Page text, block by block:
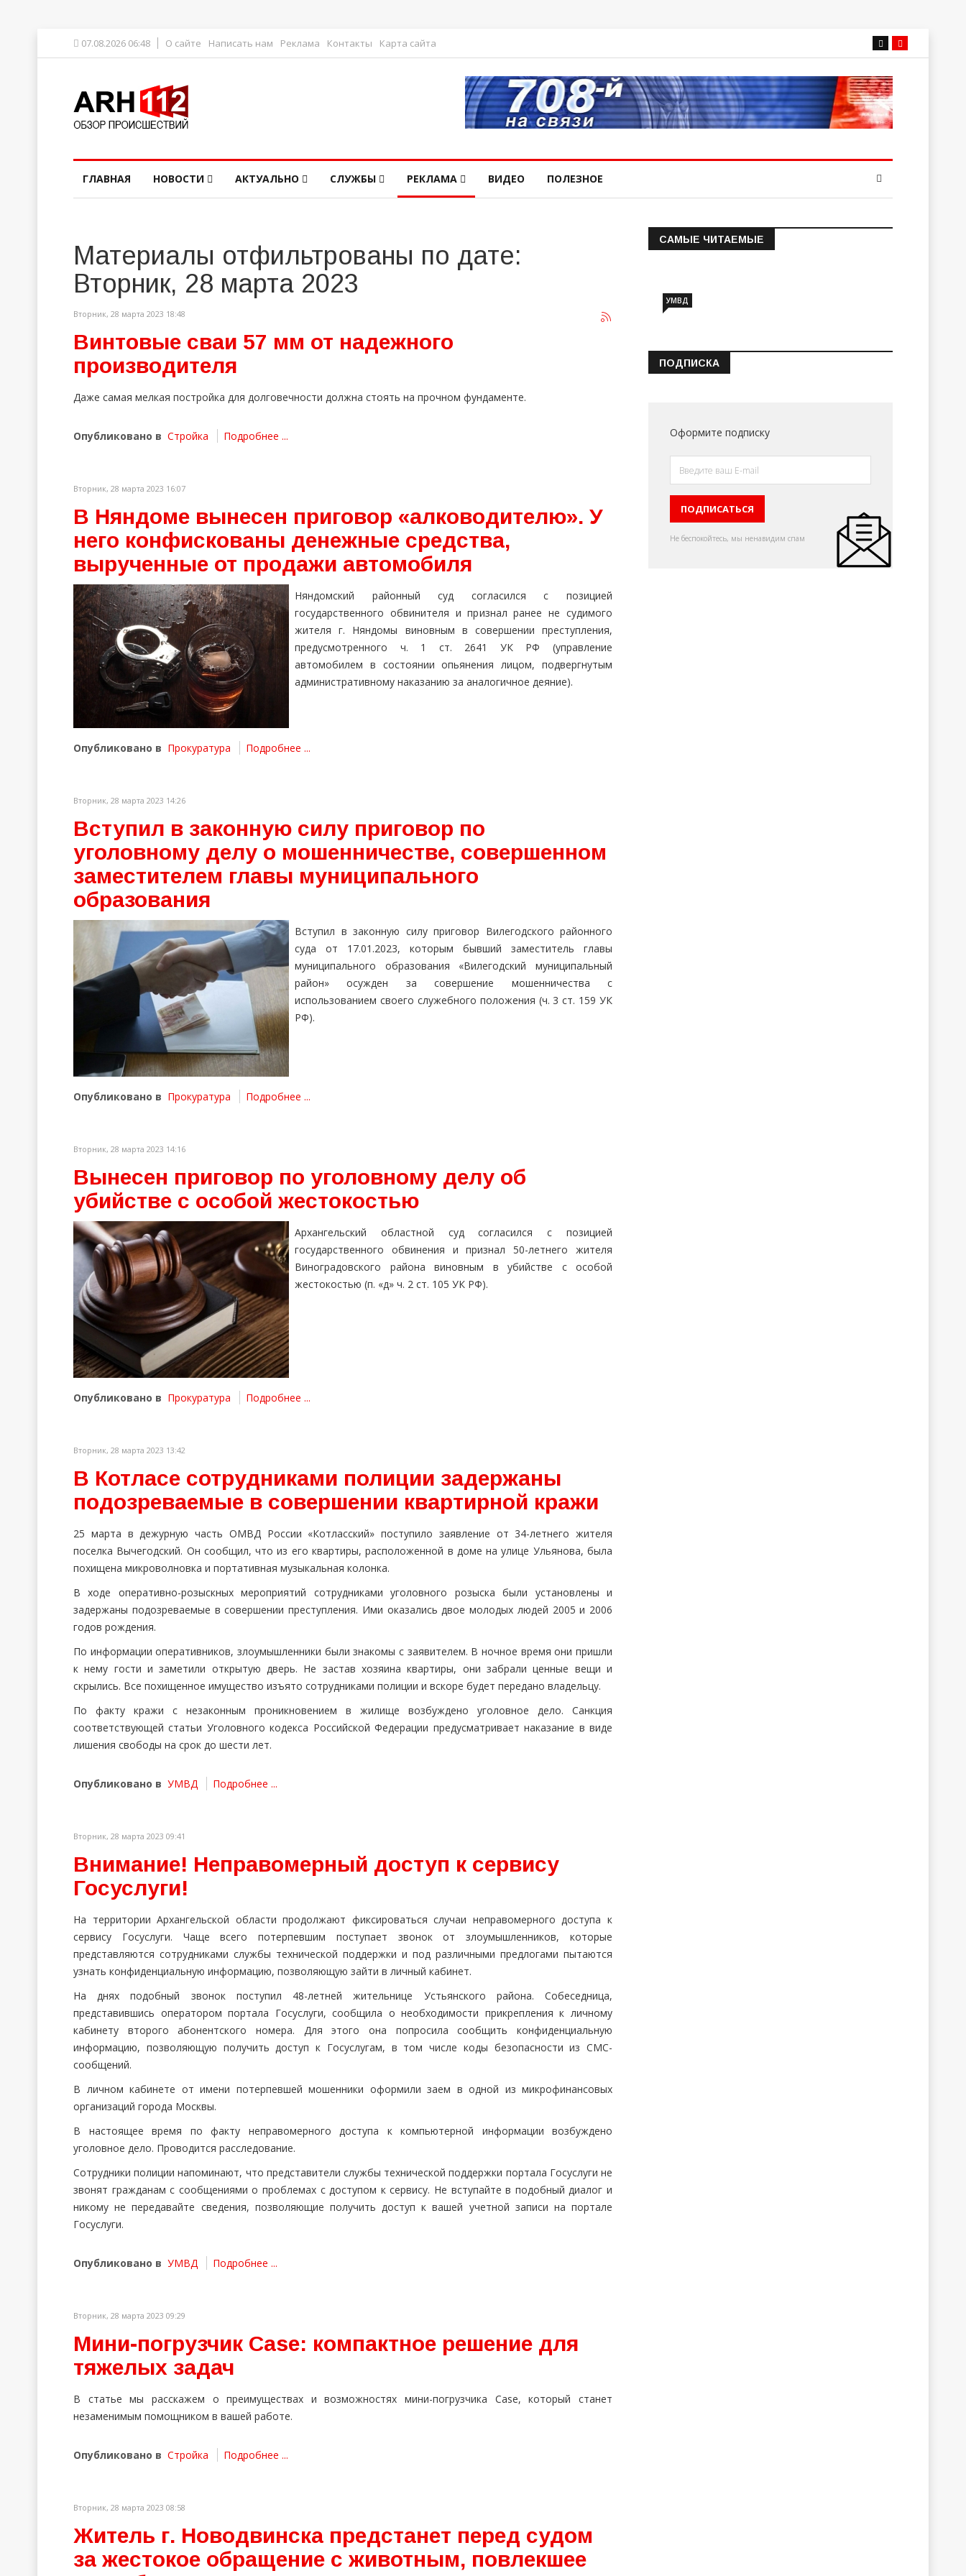
07.08.2026 06:48 О сайте Написать нам Реклама Контакты Карта сайта
ГЛАВНАЯ НОВОСТИ АКТУАЛЬНО СЛУЖБЫ РЕКЛАМА ВИДЕО ПОЛЕЗНОЕ
Материалы отфильтрованы по дате:
Вторник, 28 марта 2023
Вторник, 28 марта 2023 18:48
Винтовые сваи 57 мм от надежного
производителя
Даже самая мелкая постройка для долговечности должна стоять на прочном фундаменте.
Опубликовано в Стройка Подробнее ...
Вторник, 28 марта 2023 16:07
В Няндоме вынесен приговор «алководителю». У
него конфискованы денежные средства,
вырученные от продажи автомобиля
Няндомский районный суд согласился с позицией
государственного обвинителя и признал ранее не судимого
жителя г. Няндомы виновным в совершении преступления,
предусмотренного ч. 1 ст. 2641 УК РФ (управление
автомобилем в состоянии опьянения лицом, подвергнутым
административному наказанию за аналогичное деяние).
Опубликовано в Прокуратура Подробнее ...
Вторник, 28 марта 2023 14:26
Вступил в законную силу приговор по
уголовному делу о мошенничестве, совершенном
заместителем главы муниципального
образования
Вступил в законную силу приговор Вилегодского районного
суда от 17.01.2023, которым бывший заместитель главы
муниципального образования «Вилегодский муниципальный
район» осужден за совершение мошенничества с
использованием своего служебного положения (ч. 3 ст. 159 УК
РФ).
Опубликовано в Прокуратура Подробнее ...
Вторник, 28 марта 2023 14:16
Вынесен приговор по уголовному делу об
убийстве с особой жестокостью
Архангельский областной суд согласился с позицией
государственного обвинения и признал 50-летнего жителя
Виноградовского района виновным в убийстве с особой
жестокостью (п. «д» ч. 2 ст. 105 УК РФ).
Опубликовано в Прокуратура Подробнее ...
Вторник, 28 марта 2023 13:42
В Котласе сотрудниками полиции задержаны
подозреваемые в совершении квартирной кражи
25 марта в дежурную часть ОМВД России «Котласский» поступило заявление от 34-летнего жителя
поселка Вычегодский. Он сообщил, что из его квартиры, расположенной в доме на улице Ульянова, была
похищена микроволновка и портативная музыкальная колонка.
В ходе оперативно-розыскных мероприятий сотрудниками уголовного розыска были установлены и
задержаны подозреваемые в совершении преступления. Ими оказались двое молодых людей 2005 и 2006
годов рождения.
По информации оперативников, злоумышленники были знакомы с заявителем. В ночное время они пришли
к нему гости и заметили открытую дверь. Не застав хозяина квартиры, они забрали ценные вещи и
скрылись. Все похищенное имущество изъято сотрудниками полиции и вскоре будет передано владельцу.
По факту кражи с незаконным проникновением в жилище возбуждено уголовное дело. Санкция
соответствующей статьи Уголовного кодекса Российской Федерации предусматривает наказание в виде
лишения свободы на срок до шести лет.
Опубликовано в УМВД Подробнее ...
Вторник, 28 марта 2023 09:41
Внимание! Неправомерный доступ к сервису
Госуслуги!
На территории Архангельской области продолжают фиксироваться случаи неправомерного доступа к
сервису Госуслуги. Чаще всего потерпевшим поступает звонок от злоумышленников, которые
представляются сотрудниками службы технической поддержки и под различными предлогами пытаются
узнать конфиденциальную информацию, позволяющую зайти в личный кабинет.
На днях подобный звонок поступил 48-летней жительнице Устьянского района. Собеседница,
представившись оператором портала Госуслуги, сообщила о необходимости прикрепления к личному
кабинету второго абонентского номера. Для этого она попросила сообщить конфиденциальную
информацию, позволяющую получить доступ к Госуслугам, в том числе коды безопасности из СМС-
сообщений.
В личном кабинете от имени потерпевшей мошенники оформили заем в одной из микрофинансовых
организаций города Москвы.
В настоящее время по факту неправомерного доступа к компьютерной информации возбуждено
уголовное дело. Проводится расследование.
Сотрудники полиции напоминают, что представители службы технической поддержки портала Госуслуги не
звонят гражданам с сообщениями о проблемах с доступом к сервису. Не вступайте в подобный диалог и
никому не передавайте сведения, позволяющие получить доступ к вашей учетной записи на портале
Госуслуги.
Опубликовано в УМВД Подробнее ...
Вторник, 28 марта 2023 09:29
Мини-погрузчик Case: компактное решение для
тяжелых задач
В статье мы расскажем о преимуществах и возможностях мини-погрузчика Case, который станет
незаменимым помощником в вашей работе.
Опубликовано в Стройка Подробнее ...
Вторник, 28 марта 2023 08:58
Житель г. Новодвинска предстанет перед судом
за жестокое обращение с животным, повлекшее
САМЫЕ ЧИТАЕМЫЕ
Информация о состоянии
УМВД
ПОДПИСКА
Оформите подписку
Не беспокойтесь, мы ненавидим спам